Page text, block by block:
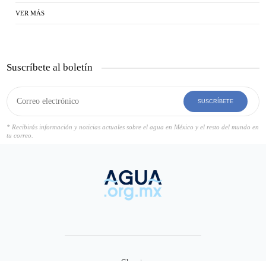
VER MÁS
Suscríbete al boletín
SUSCRÍBETE
* Recibirás información y noticias actuales sobre el agua en México y el resto del mundo en
tu correo.